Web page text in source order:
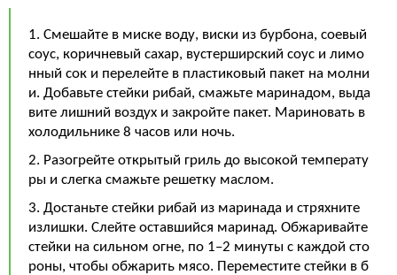
1. Смешайте в миске воду, виски из бурбона, соевый
соус, коричневый сахар, вустерширский соус и лимо
нный сок и перелейте в пластиковый пакет на молни
и. Добавьте стейки рибай, смажьте маринадом, выда
вите лишний воздух и закройте пакет. Мариновать в
холодильнике 8 часов или ночь.
2. Разогрейте открытый гриль до высокой температу
ры и слегка смажьте решетку маслом.
3. Достаньте стейки рибай из маринада и стряхните
излишки. Слейте оставшийся маринад. Обжаривайте
стейки на сильном огне, по 1–2 минуты с каждой сто
роны, чтобы обжарить мясо. Переместите стейки в б